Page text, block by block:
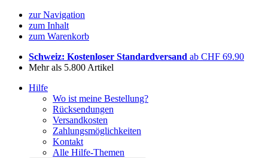
zur Navigation
zum Inhalt
zum Warenkorb
Schweiz: Kostenloser Standardversand ab CHF 69.90
Mehr als 5.800 Artikel
Hilfe
Wo ist meine Bestellung?
Rücksendungen
Versandkosten
Zahlungsmöglichkeiten
Kontakt
Alle Hilfe-Themen